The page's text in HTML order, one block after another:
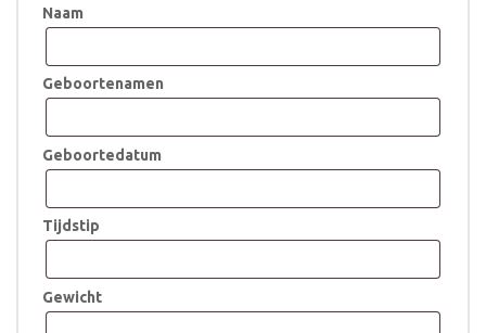
Naam
Geboortenamen
Geboortedatum
Tijdstip
Gewicht